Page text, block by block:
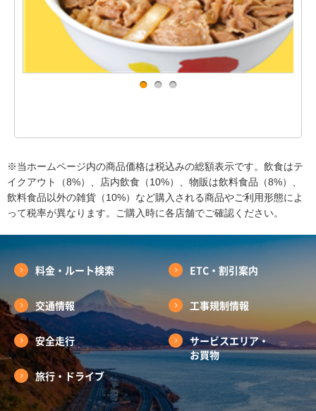
※当ホームページ内の商品価格は税込みの総額表示です。飲食はテ
イクアウト（8%）、店内飲食（10%）、物販は飲料食品（8%）、
飲料食品以外の雑貨（10%）など購入される商品やご利用形態によ
って税率が異なります。ご購入時に各店舗でご確認ください。
料金・ルート検索 ETC・割引案内
交通情報 工事規制情報
安全走行
サービスエリア・
お買物
旅行・ドライブ